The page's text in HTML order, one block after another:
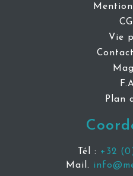
Vie
Plan
Tél : +32
Mail.